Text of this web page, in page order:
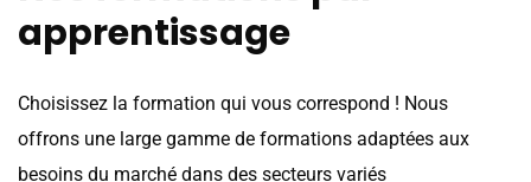
apprentissage
Choisissez la formation qui vous correspond ! Nous
offrons une large gamme de formations adaptées aux
besoins du marché dans des secteurs variés